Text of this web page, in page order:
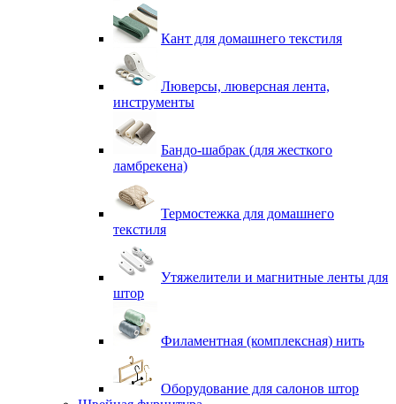
Кант для домашнего текстиля
Люверсы, люверсная лента,
инструменты
Бандо-шабрак (для жесткого
ламбрекена)
Термостежка для домашнего
текстиля
Утяжелители и магнитные ленты для
штор
Филаментная (комплексная) нить
Оборудование для салонов штор